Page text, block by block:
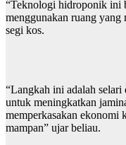
“Teknologi hidroponik ini
menggunakan ruang
segi kos.
“Langkah ini adalah selari
untuk meningkatkan
memperkasakan ekonomi
mampan” ujar beliau.